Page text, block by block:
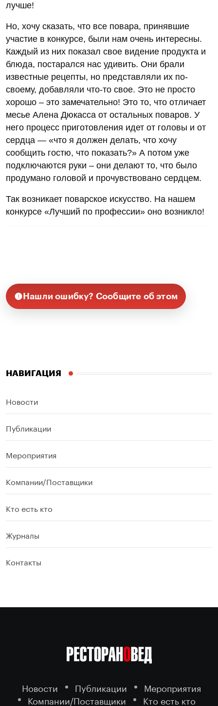
лучше!
Но, хочу сказать, что все повара, принявшие
участие в конкурсе, были нам очень интересны.
Каждый из них показал свое видение продукта и
блюда, постарался нас удивить. Они брали
известные рецепты, но представляли их по-
своему, добавляли что-то свое. Это не просто
хорошо – это замечательно! Это то, что отличает
месье Алена Дюкасса от остальных поваров. У
него процесс приготовления идет от головы и от
сердца — «что я должен делать, что хочу
сообщить гостю, что показать?» А потом уже
подключаются руки – они делают то, что было
продумано головой и прочувствовано сердцем.
Так возникает поварское искусство. На нашем
конкурсе «Лучший по профессии» оно возникло!
Нашли ошибку? Сообщите об этом
НАВИГАЦИЯ
Новости
Публикации
Мероприятия
Компании/Поставщики
Кто есть кто
Журналы
Контакты
Новости Публикации
Мероприятия
Компании/Поставщики
Кто есть кто